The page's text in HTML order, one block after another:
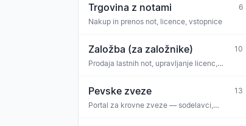
Trgovina z notami
6
Nakup in prenos not, licence, vstopnice
Založba (za založnike)
10
Prodaja lastnih not, upravljanje licenc,
Pevske zveze
13
Portal za krovne zveze — sodelavci,